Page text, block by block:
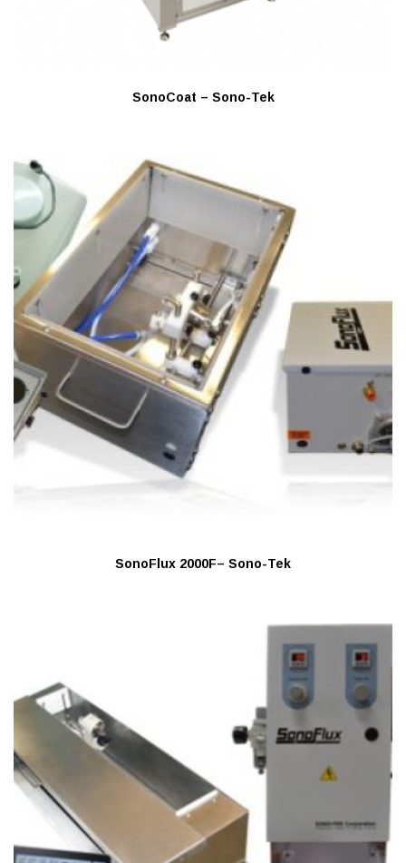
SonoCoat – Sono-Tek
SonoFlux 2000F– Sono-Tek